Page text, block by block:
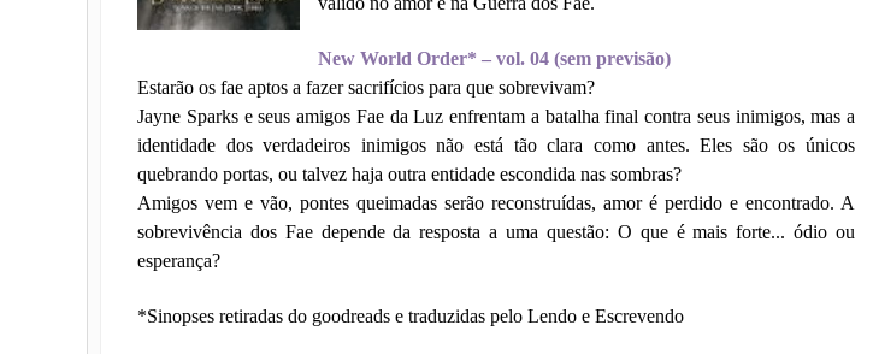
New World Order* – vol. 04 (sem previsão)
Estarão os fae aptos a fazer sacrifícios para que sobrevivam?
Jayne Sparks e seus amigos Fae da Luz enfrentam a batalha final contra seus inimigos, mas a
identidade dos verdadeiros inimigos não está tão clara como antes. Eles são os únicos
quebrando portas, ou talvez haja outra entidade escondida nas sombras?
Amigos vem e vão, pontes queimadas serão reconstruídas, amor é perdido e encontrado. A
sobrevivência dos Fae depende da resposta a uma questão: O que é mais forte... ódio ou
esperança?
*Sinopses retiradas do goodreads e traduzidas pelo Lendo e Escrevendo